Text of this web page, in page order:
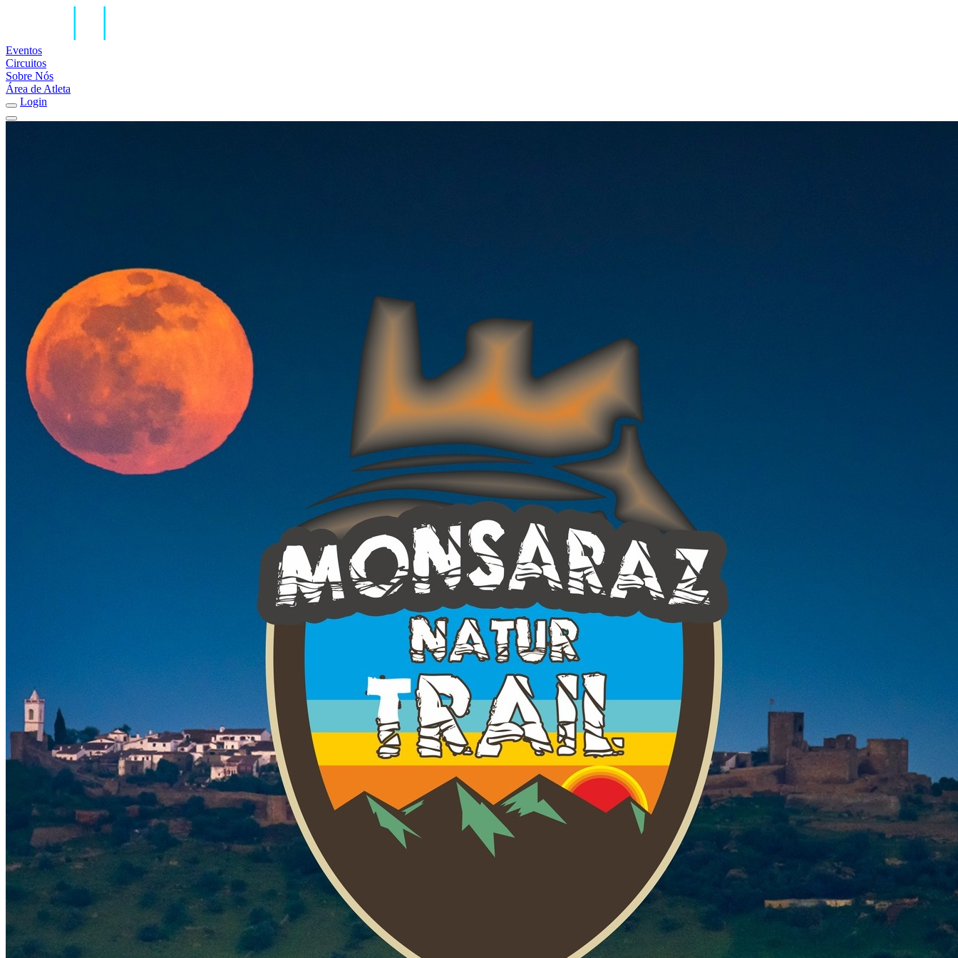
Eventos
Circuitos
Sobre Nós
Área de Atleta
Login